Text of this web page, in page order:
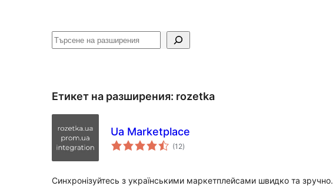
Търсене
Етикет на разширения: rozetka
Ua Marketplace
(12общо
оценки
)
Синхронізуйтесь з українськими маркетплейсами швидко та зручно.